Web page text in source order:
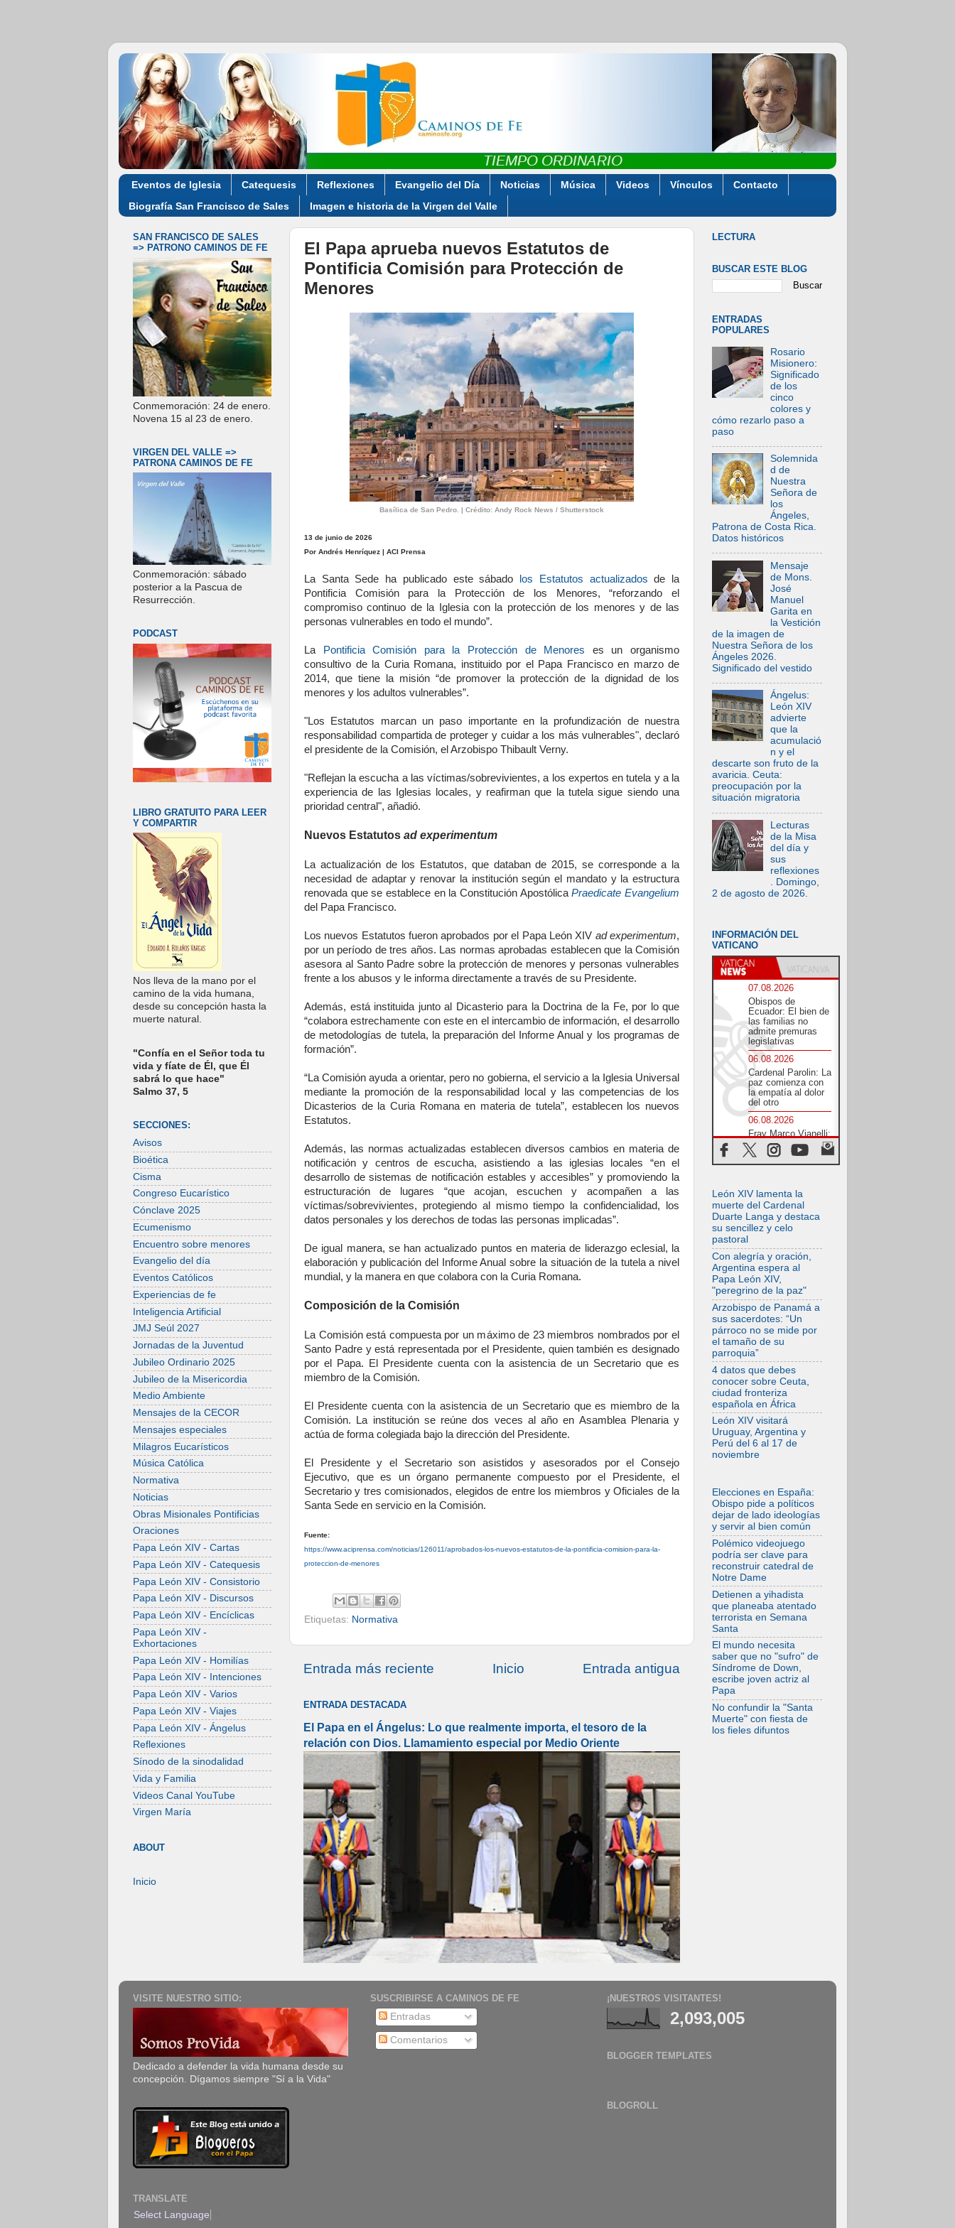
Eventos de Iglesia Catequesis Reflexiones Evangelio del Día Noticias Música Videos Vínculos
Contacto
Biografía San Francisco de Sales
Imagen e historia de la Virgen del Valle
El Papa aprueba nuevos Estatutos de
Pontificia Comisión para Protección de
Menores
Basílica de San Pedro. | Crédito: Andy Rock News / Shutterstock
13 de junio de 2026
Por Andrés Henríquez | ACI Prensa
La Santa Sede ha publicado este sábado los Estatutos actualizados de la
Pontificia Comisión para la Protección de los Menores, “reforzando el
compromiso continuo de la Iglesia con la protección de los menores y de las
personas vulnerables en todo el mundo”.
La Pontificia Comisión para la Protección de Menores es un organismo
consultivo de la Curia Romana, instituido por el Papa Francisco en marzo de
2014, que tiene la misión “de promover la protección de la dignidad de los
menores y los adultos vulnerables”.
"Los Estatutos marcan un paso importante en la profundización de nuestra
responsabilidad compartida de proteger y cuidar a los más vulnerables", declaró
el presidente de la Comisión, el Arzobispo Thibault Verny.
"Reflejan la escucha a las víctimas/sobrevivientes, a los expertos en tutela y a la
experiencia de las Iglesias locales, y reafirman que la tutela sigue siendo una
prioridad central", añadió.
Nuevos Estatutos ad experimentum
La actualización de los Estatutos, que databan de 2015, se corresponde a la
necesidad de adaptar y renovar la institución según el mandato y la estructura
renovada que se establece en la Constitución ApostólicaPraedicate Evangelium
del Papa Francisco.
Los nuevos Estatutos fueron aprobados por el Papa León XIV ad experimentum,
por un período de tres años. Las normas aprobadas establecen que la Comisión
asesora al Santo Padre sobre la protección de menores y personas vulnerables
frente a los abusos y le informa directamente a través de su Presidente.
Además, está instituida junto al Dicasterio para la Doctrina de la Fe, por lo que
“colabora estrechamente con este en el intercambio de información, el desarrollo
de metodologías de tutela, la preparación del Informe Anual y los programas de
formación”.
“La Comisión ayuda a orientar, pero no gobierna, el servicio a la Iglesia Universal
mediante la promoción de la responsabilidad local y las competencias de los
Dicasterios de la Curia Romana en materia de tutela”, establecen los nuevos
Estatutos.
Además, las normas actualizadas establecen diversos cambios en materia de
notificación y centros de escucha, asistiendo a las iglesias locales “en el
desarrollo de sistemas de notificación estables y accesibles” y promoviendo la
estructuración de lugares “que acojan, escuchen y acompañen a las
víctimas/sobrevivientes, protegiendo al mismo tiempo la confidencialidad, los
datos personales y los derechos de todas las personas implicadas”.
De igual manera, se han actualizado puntos en materia de liderazgo eclesial, la
elaboración y publicación del Informe Anual sobre la situación de la tutela a nivel
mundial, y la manera en que colabora con la Curia Romana.
Composición de la Comisión
La Comisión está compuesta por un máximo de 23 miembros nombrados por el
Santo Padre y está representada por el Presidente, quien también es designado
por el Papa. El Presidente cuenta con la asistencia de un Secretario que es
miembro de la Comisión.
El Presidente cuenta con la asistencia de un Secretario que es miembro de la
Comisión. La institución se reúne dos veces al año en Asamblea Plenaria y
actúa de forma colegiada bajo la dirección del Presidente.
El Presidente y el Secretario son asistidos y asesorados por el Consejo
Ejecutivo, que es un órgano permanente compuesto por el Presidente, el
Secretario y tres comisionados, elegidos de entre los miembros y Oficiales de la
Santa Sede en servicio en la Comisión.
Fuente:
https://www.aciprensa.com/noticias/126011/aprobados-los-nuevos-estatutos-de-la-pontificia-comision-para-la-
proteccion-de-menores
Etiquetas: Normativa
Entrada más reciente Entrada antigua
Inicio
ENTRADA DESTACADA
El Papa en el Ángelus: Lo que realmente importa, el tesoro de la
relación con Dios. Llamamiento especial por Medio Oriente
SAN FRANCISCO DE SALES
=> PATRONO CAMINOS DE FE
Conmemoración: 24 de enero.
Novena 15 al 23 de enero.
VIRGEN DEL VALLE =>
PATRONA CAMINOS DE FE
Conmemoración: sábado
posterior a la Pascua de
Resurrección.
PODCAST
LIBRO GRATUITO PARA LEER
Y COMPARTIR
Nos lleva de la mano por el
camino de la vida humana,
desde su concepción hasta la
muerte natural.
"Confía en el Señor toda tu
vida y fíate de Él, que Él
sabrá lo que hace"
Salmo 37, 5
SECCIONES:
Avisos
Bioética
Cisma
Congreso Eucarístico
Cónclave 2025
Ecumenismo
Encuentro sobre menores
Evangelio del día
Eventos Católicos
Experiencias de fe
Inteligencia Artificial
JMJ Seúl 2027
Jornadas de la Juventud
Jubileo Ordinario 2025
Jubileo de la Misericordia
Medio Ambiente
Mensajes de la CECOR
Mensajes especiales
Milagros Eucarísticos
Música Católica
Normativa
Noticias
Obras Misionales Pontificias
Oraciones
Papa León XIV - Cartas
Papa León XIV - Catequesis
Papa León XIV - Consistorio
Papa León XIV - Discursos
Papa León XIV - Encíclicas
Papa León XIV -
Exhortaciones
Papa León XIV - Homilías
Papa León XIV - Intenciones
Papa León XIV - Varios
Papa León XIV - Viajes
Papa León XIV - Ángelus
Reflexiones
Sínodo de la sinodalidad
Vida y Familia
Videos Canal YouTube
Virgen María
ABOUT
Inicio
LECTURA
BUSCAR ESTE BLOG
ENTRADAS
POPULARES
Rosario
Misionero:
Significado
de los
cinco
colores y
cómo rezarlo paso a
paso
Solemnida
d de
Nuestra
Señora de
los
Ángeles,
Patrona de Costa Rica.
Datos históricos
Mensaje
de Mons.
José
Manuel
Garita en
la Vestición
de la imagen de
Nuestra Señora de los
Ángeles 2026.
Significado del vestido
Ángelus:
León XIV
advierte
que la
acumulació
n y el
descarte son fruto de la
avaricia. Ceuta:
preocupación por la
situación migratoria
Lecturas
de la Misa
del día y
sus
reflexiones
. Domingo,
2 de agosto de 2026.
INFORMACIÓN DEL
VATICANO
07.08.2026
Obispos de
Ecuador: El bien de
las familias no
admite premuras
legislativas
06.08.2026
Cardenal Parolin: La
paz comienza con
la empatía al dolor
del otro
06.08.2026
Fray Marco Vianelli:
Aprender el
Evangelio de la Paz
en la Escuela de
06.08.2026
La visita del Papa
León XIV a Asís en
un minuto
06.08.2026
El agradecimiento
de los jóvenes al
Papa: «Hoy nos
sentimos Iglesia»
06.08.2026
Líbano: Reanudan
los coloquios en
Roma en medio de
tensiones y ataques
en el sur del país
06.08.2026
Hiroshima y
Nagasaki, 81 años
después.
Comienzan "Diez
Días Oración por la
Paz"
06.08.2026
quieren paz
06.08.2026
Sturla: La visita de
León XIV será una
buena noticia para
todo el Uruguay
06.08.2026
León XIV: La
revolución del
Evangelio derriba
los muros que
separan
León XIV lamenta la
muerte del Cardenal
Duarte Langa y destaca
su sencillez y celo
pastoral
Con alegría y oración,
Argentina espera al
Papa León XIV,
"peregrino de la paz"
Arzobispo de Panamá a
sus sacerdotes: “Un
párroco no se mide por
el tamaño de su
parroquia”
4 datos que debes
conocer sobre Ceuta,
ciudad fronteriza
española en África
León XIV visitará
Uruguay, Argentina y
Perú del 6 al 17 de
noviembre
Elecciones en España:
Obispo pide a políticos
dejar de lado ideologías
y servir al bien común
Polémico videojuego
podría ser clave para
reconstruir catedral de
Notre Dame
Detienen a yihadista
que planeaba atentado
terrorista en Semana
Santa
El mundo necesita
saber que no "sufro" de
Síndrome de Down,
escribe joven actriz al
Papa
No confundir la "Santa
Muerte" con fiesta de
los fieles difuntos
VISITE NUESTRO SITIO:
Dedicado a defender la vida humana desde su
concepción. Dígamos siempre "Sí a la Vida"
TRANSLATE
Select Language
SUSCRIBIRSE A CAMINOS DE FE
Entradas
Comentarios
¡NUESTROS VISITANTES!
2,093,005
BLOGGER TEMPLATES
BLOGROLL